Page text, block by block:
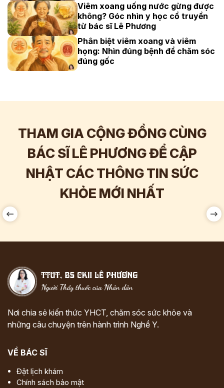
Viêm xoang uống nước gừng được
không? Góc nhìn y học cổ truyền
từ bác sĩ Lê Phương
Phân biệt viêm xoang và viêm
họng: Nhìn đúng bệnh để chăm sóc
đúng gốc
THAM GIA CỘNG ĐỒNG CÙNG
BÁC SĨ LÊ PHƯƠNG ĐỂ CẬP
NHẬT CÁC THÔNG TIN SỨC
KHỎE MỚI NHẤT
Nơi chia sẻ kiến thức YHCT, chăm sóc sức khỏe và
những câu chuyện trên hành trình Nghề Y.
VỀ BÁC SĨ
Đặt lịch khám
Chính sách bảo mật